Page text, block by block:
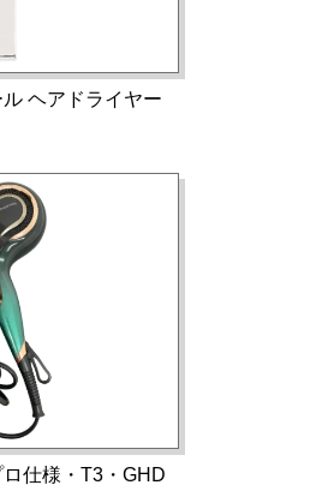
ヘアドライヤー
仕様・T3・GHD